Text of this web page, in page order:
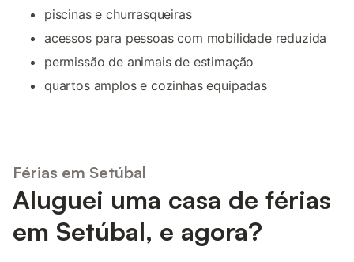
piscinas e churrasqueiras
acessos para pessoas com mobilidade reduzida
permissão de animais de estimação
quartos amplos e cozinhas equipadas
Férias em Setúbal
Aluguei uma casa de férias
em Setúbal, e agora?